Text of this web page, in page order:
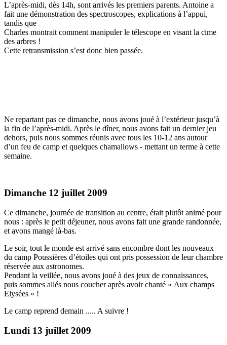
L’après-midi, dès 14h, sont arrivés les premiers parents. Antoine a
fait une démonstration des spectroscopes, explications à l’appui,
tandis que
Charles montrait comment manipuler le télescope en visant la cime
des arbres !
Cette retransmission s’est donc bien passée.
Ne repartant pas ce dimanche, nous avons joué à l’extérieur jusqu’à
la fin de l’après-midi. Après le dîner, nous avons fait un dernier jeu
dehors, puis nous sommes réunis avec tous les 10-12 ans autour
d’un feu de camp et quelques chamallows - mettant un terme à cette
semaine.
Dimanche 12 juillet 2009
Ce dimanche, journée de transition au centre, était plutôt animé pour
nous : après le petit déjeuner, nous avons fait une grande randonnée,
et avons mangé là-bas.
Le soir, tout le monde est arrivé sans encombre dont les nouveaux
du camp Poussières d’étoiles qui ont pris possession de leur chambre
réservée aux astronomes.
Pendant la veillée, nous avons joué à des jeux de connaissances,
puis sommes allés nous coucher après avoir chanté « Aux champs
Elysées » !
Le camp reprend demain ..... A suivre !
Lundi 13 juillet 2009